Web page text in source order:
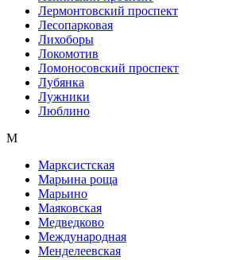
Лермонтовский проспект
Лесопарковая
Лихоборы
Локомотив
Ломоносовский проспект
Лубянка
Лужники
Люблино
М
Марксистская
Марьина роща
Марьино
Маяковская
Медведково
Международная
Менделеевская